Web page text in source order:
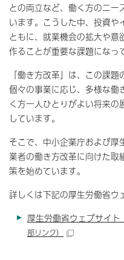
との両立など、働く方のニー
います。こうした中、投資や
ともに、就業機会の拡大や意
作ることが重要な課題になっ
「働き方改革」は、この課
個々の事業に応じ、多様な働
く方一人ひとりがよい将来
しています。
そこで、中小企業庁および厚
業者の働き方改革に向けた取
策を始めています。
詳しくは下記の厚生労働省ウ
厚生労働省ウェブサイ
部リンク）